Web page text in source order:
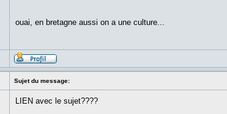
ouai, en bretagne aussi on a une culture...
Sujet du message:
LIEN avec le sujet????